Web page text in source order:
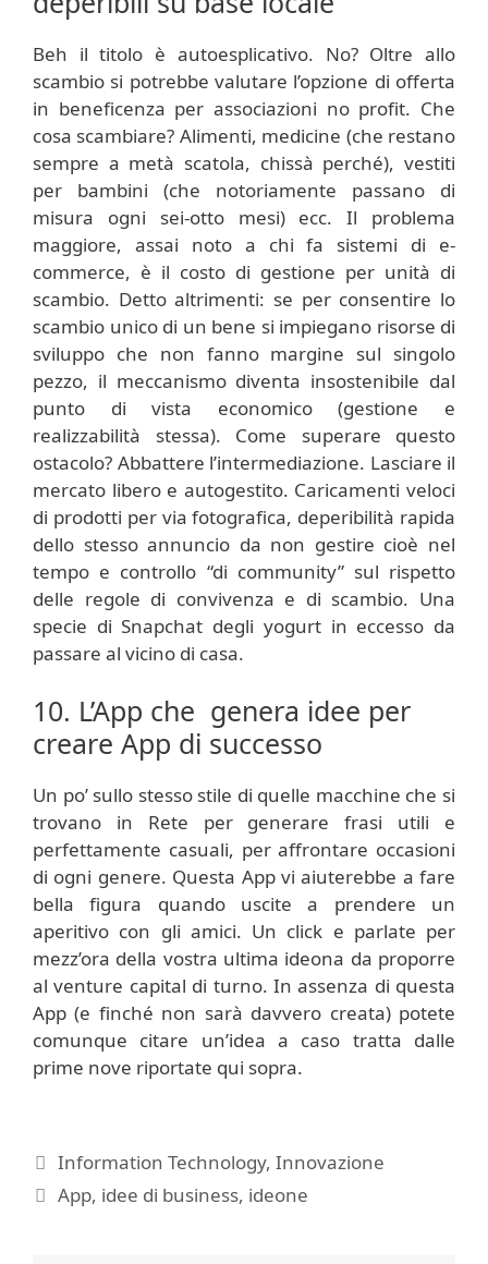
Beh il titolo è autoesplicativo. No? Oltre allo
scambio si potrebbe valutare l’opzione di offerta
in beneficenza per associazioni no profit. Che
cosa scambiare? Alimenti, medicine (che restano
sempre a metà scatola, chissà perché), vestiti
per bambini (che notoriamente passano di
misura ogni sei-otto mesi) ecc. Il problema
maggiore, assai noto a chi fa sistemi di e-
commerce, è il costo di gestione per unità di
scambio. Detto altrimenti: se per consentire lo
scambio unico di un bene si impiegano risorse di
sviluppo che non fanno margine sul singolo
pezzo, il meccanismo diventa insostenibile dal
punto di vista economico (gestione e
realizzabilità stessa). Come superare questo
ostacolo? Abbattere l’intermediazione. Lasciare il
mercato libero e autogestito. Caricamenti veloci
di prodotti per via fotografica, deperibilità rapida
dello stesso annuncio da non gestire cioè nel
tempo e controllo “di community” sul rispetto
delle regole di convivenza e di scambio. Una
specie di Snapchat degli yogurt in eccesso da
passare al vicino di casa.
10. L’App che genera idee per
creare App di successo
Un po’ sullo stesso stile di quelle macchine che si
trovano in Rete per generare frasi utili e
perfettamente casuali, per affrontare occasioni
di ogni genere. Questa App vi aiuterebbe a fare
bella figura quando uscite a prendere un
aperitivo con gli amici. Un click e parlate per
mezz’ora della vostra ultima ideona da proporre
al venture capital di turno. In assenza di questa
App (e finché non sarà davvero creata) potete
comunque citare un’idea a caso tratta dalle
prime nove riportate qui sopra.
Categorie
Information Technology,Innovazione
Tag
App, idee di business, ideone